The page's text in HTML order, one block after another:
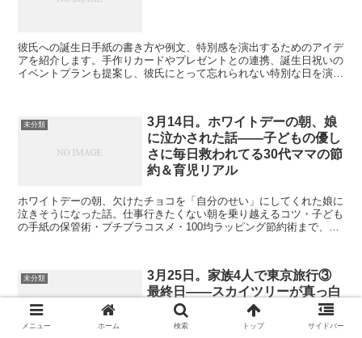
彼氏への誕生日手紙の書き方や例文、特別感を演出するためのアイデ
アを紹介します。手作りカードやプレゼントとの連携、誕生日祝いの
イベントプランも提案し、彼氏にとって忘れられない特別な日を演出
未分類
3月14日。ホワイトデーの朝、娘
に泣かされた話——子どもの優し
さに毎日救われてる30代ママの節
約＆育児リアル
ホワイトデーの朝、欠けたチョコを「自分のせい」にしてくれた娘に
泣きそうになった話。仕事行きたくない朝を乗り越えるコツ・子ども
の手紙の保管術・プチプラコスメ・100均ラッピング節約術まで、家
未分類
3月25日。家族4人で東京旅行③
最終日——スカイツリーが真っ白
だった話と、飛行機に乗り遅れか
けた話と、帰宅後に娘が「おう
メニュー ホーム 検索 トップ サイドバー